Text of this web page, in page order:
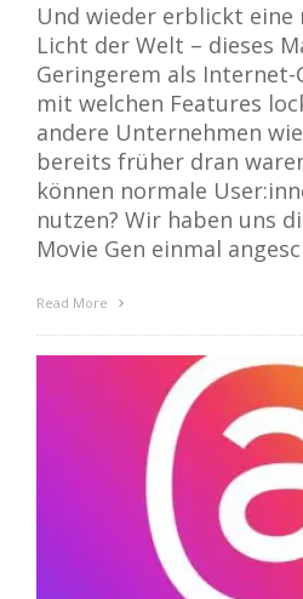
Und wieder erblickt eine
Licht der Welt – dieses
Geringerem als
mit welchen Features
andere Unternehmen
bereits früher dran
können normale
nutzen? Wir haben uns
Movie Gen einmal
Read More